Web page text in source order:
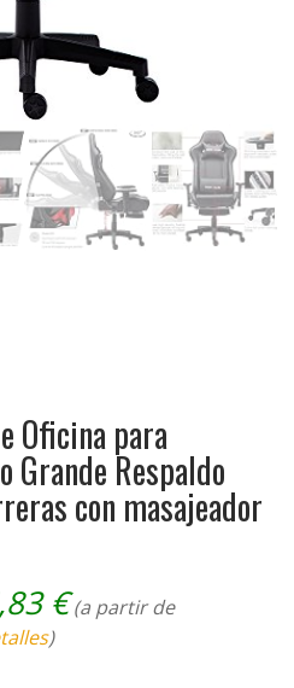
Oficina para
Grande Respaldo
con masajeador
€(a partir de
)